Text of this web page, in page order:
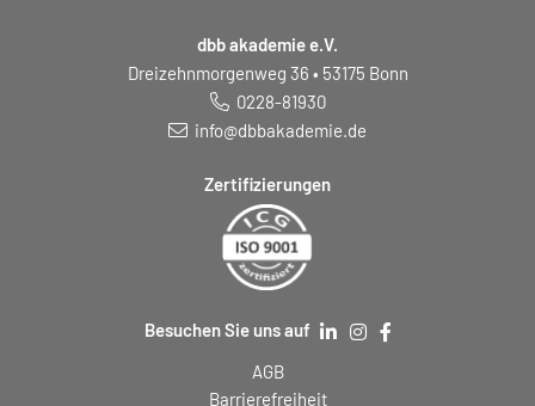
dbb akademie e.V.
Dreizehnmorgenweg 36 • 53175 Bonn
0228-81930
info@dbbakademie.de
Zertifizierungen
Besuchen Sie uns auf
AGB
Barrierefreiheit